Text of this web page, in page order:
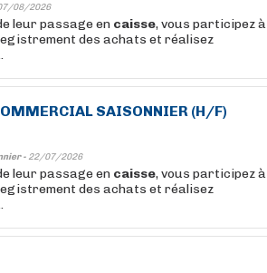
08/2026
leur passage en caisse, vous participez à
des achats et réalisez
SAISONNIER (H/F)
- 22/07/2026
leur passage en caisse, vous participez à
des achats et réalisez